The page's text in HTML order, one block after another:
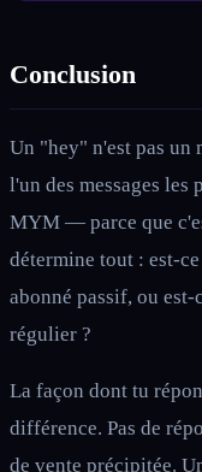
Conclusion
Un "hey" n'est pas un
l'un des messages les
MYM — parce que
détermine tout : est-
abonné passif, ou
régulier ?
La façon dont tu
différence. Pas de
de vente précipitée.